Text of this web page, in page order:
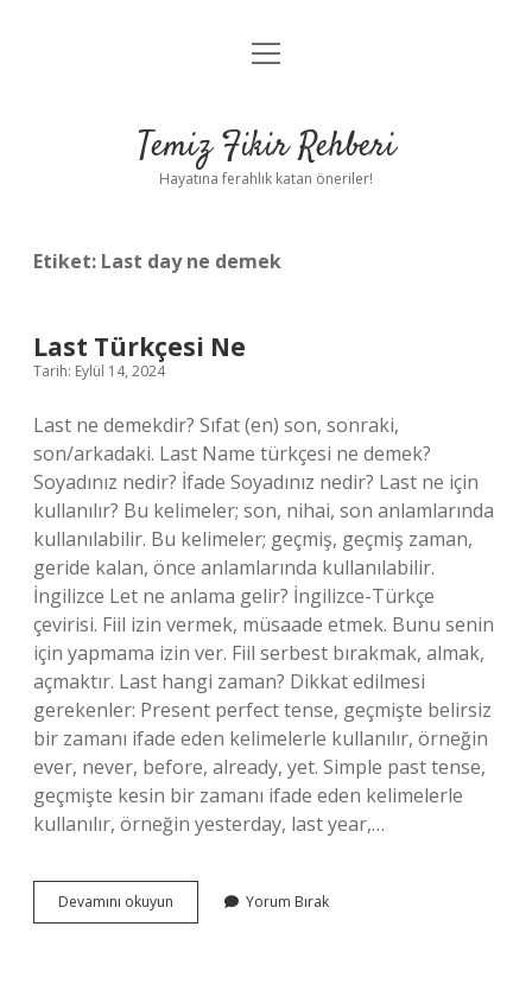
Anasayfa
Yasal Uyarı
menüyü
Temiz Fikir Rehberi
Hayatına ferahlık katan öneriler!
Etiket: Last day ne demek
Last Türkçesi Ne
Tarih: Eylül 14, 2024
Last ne demekdir? Sıfat (en) son, sonraki,
son/arkadaki. Last Name türkçesi ne demek?
Soyadınız nedir? İfade Soyadınız nedir? Last ne için
kullanılır? Bu kelimeler; son, nihai, son anlamlarında
kullanılabilir. Bu kelimeler; geçmiş, geçmiş zaman,
geride kalan, önce anlamlarında kullanılabilir.
İngilizce Let ne anlama gelir? İngilizce-Türkçe
çevirisi. Fiil izin vermek, müsaade etmek. Bunu senin
için yapmama izin ver. Fiil serbest bırakmak, almak,
açmaktır. Last hangi zaman? Dikkat edilmesi
gerekenler: Present perfect tense, geçmişte belirsiz
bir zamanı ifade eden kelimelerle kullanılır, örneğin
ever, never, before, already, yet. Simple past tense,
geçmişte kesin bir zamanı ifade eden kelimelerle
kullanılır, örneğin yesterday, last year,…
Devamını okuyun
Türkçesi
Yorum Bırak